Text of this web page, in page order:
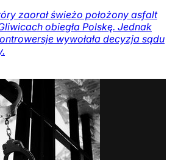
zaorał świeżo położony asfalt
obiegła Polskę. Jednak
wywołała decyzja sądu